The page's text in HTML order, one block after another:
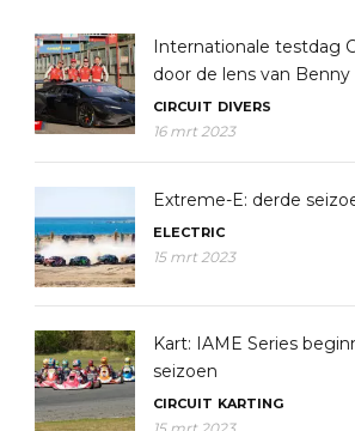
Internationale testdag
door de lens van
CIRCUIT DIVERS
16 mrt 2023
Extreme-E: derde
ELECTRIC
15 mrt 2023
Kart: IAME Series
seizoen
CIRCUIT KARTING